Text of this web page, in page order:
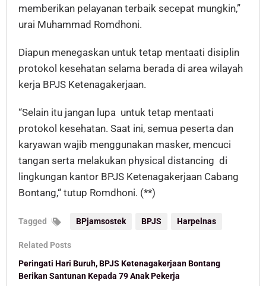
memberikan pelayanan terbaik secepat mungkin,”
urai Muhammad Romdhoni.
Diapun menegaskan untuk tetap mentaati disiplin
protokol kesehatan selama berada di area wilayah
kerja BPJS Ketenagakerjaan.
“Selain itu jangan lupa untuk tetap mentaati
protokol kesehatan. Saat ini, semua peserta dan
karyawan wajib menggunakan masker, mencuci
tangan serta melakukan physical distancing di
lingkungan kantor BPJS Ketenagakerjaan Cabang
Bontang,“ tutup Romdhoni. (**)
Tagged BPjamsostek BPJS Harpelnas
Related Posts
Peringati Hari Buruh, BPJS Ketenagakerjaan Bontang
Berikan Santunan Kepada 79 Anak Pekerja